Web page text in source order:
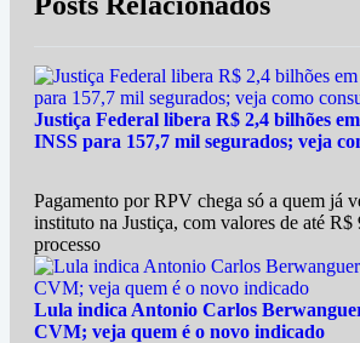
Justiça Federal libera R$ 2,4 bilhões
INSS para 157,7 mil segurados; veja
Pagamento por RPV chega só a quem já
instituto na Justiça, com valores de até
processo
Lula indica Antonio Carlos
CVM; veja quem é o novo indicado